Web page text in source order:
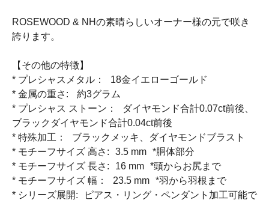
ROSEWOOD & NHの素晴らしいオーナー様の元で咲き
誇ります。
【その他の特徴】
* プレシャスメタル： 18金イエローゴールド
* 金属の重さ: 約3グラム
* プレシャス ストーン： ダイヤモンド合計0.07ct前後、
ブラックダイヤモンド合計0.04ct前後
* 特殊加工： ブラックメッキ、ダイヤモンドブラスト
* モチーフサイズ 高さ: 3.5 mm *胴体部分
* モチーフサイズ 長さ: 16 mm *頭からお尻まで
* モチーフサイズ 幅： 23.5 mm *羽から羽根まで
* シリーズ展開: ピアス・リング・ペンダント加工可能で